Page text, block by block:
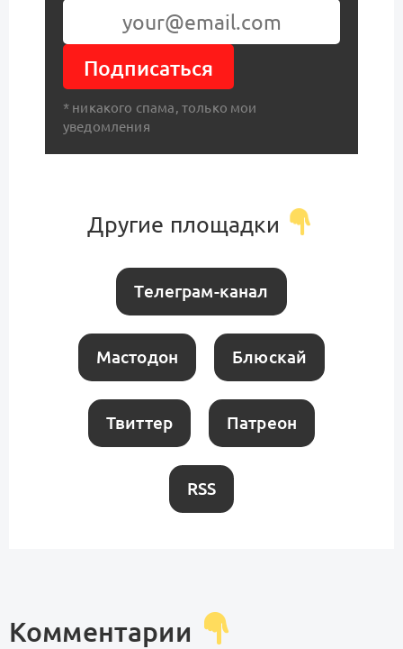
Подписаться
* никакого спама, только мои
уведомления
Другие площадки
Телеграм-канал
Мастодон Блюскай
Твиттер Патреон
RSS
Комментарии